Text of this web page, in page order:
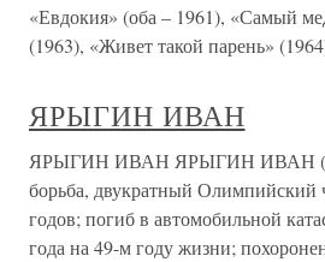
«Евдокия» (оба – 1961), «Самый
(1963), «Живет такой парень»
ЯРЫГИН ИВАН
ЯРЫГИН ИВАН ЯРЫГИН ИВАН
борьба, двукратный Олимпийский
годов; погиб в автомобильной
года на 49-м году жизни;